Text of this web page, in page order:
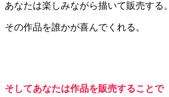
あなたは楽しみながら描いて販売する。
その作品を誰かが喜んでくれる。
そしてあなたは作品を販売することで